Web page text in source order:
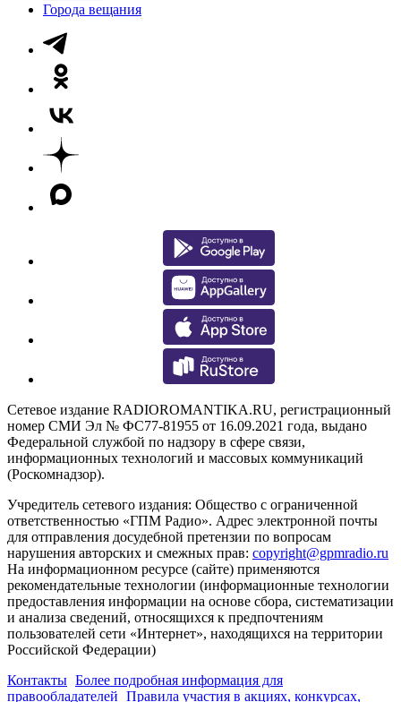
Города вещания
Сетевое издание RADIOROMANTIKA.RU, регистрационный
номер СМИ Эл № ФС77-81955 от 16.09.2021 года, выдано
Федеральной службой по надзору в сфере связи,
информационных технологий и массовых коммуникаций
(Роскомнадзор).
Учредитель сетевого издания: Общество с ограниченной
ответственностью «ГПМ Радио». Адрес электронной почты
для отправления досудебной претензии по вопросам
нарушения авторских и смежных прав: copyright@gpmradio.ru
На информационном ресурсе (сайте) применяются
рекомендательные технологии (информационные технологии
предоставления информации на основе сбора, систематизации
и анализа сведений, относящихся к предпочтениям
пользователей сети «Интернет», находящихся на территории
Российской Федерации)
Контакты Более подробная информация для
правообладателей Правила участия в акциях, конкурсах,